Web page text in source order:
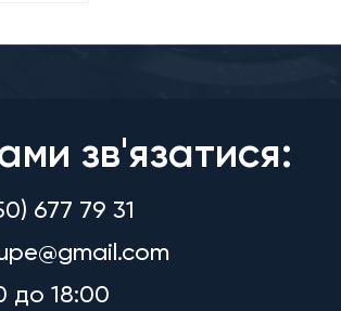
зв'язатися:
677 79 31
до 18:00